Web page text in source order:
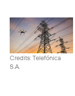
Credits: Telefónica
S.A.